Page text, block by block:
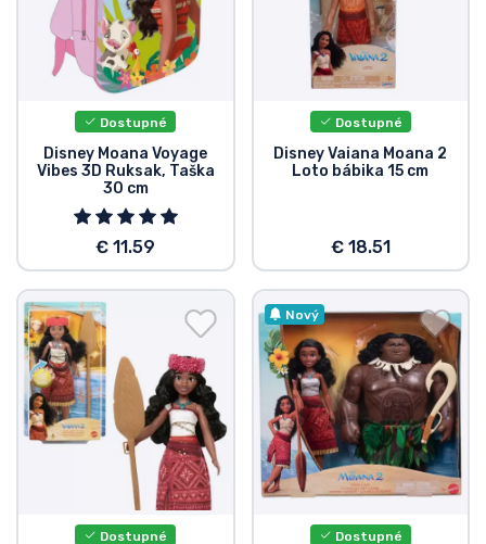
Dostupné
Disney Moana Voyage
Vibes 3D Ruksak, Taška
30 cm
€ 11.59
Dostupné
Disney Vaiana Moana 2
Loto bábika 15 cm
€ 18.51
Dostupné
Nový
Dostupné